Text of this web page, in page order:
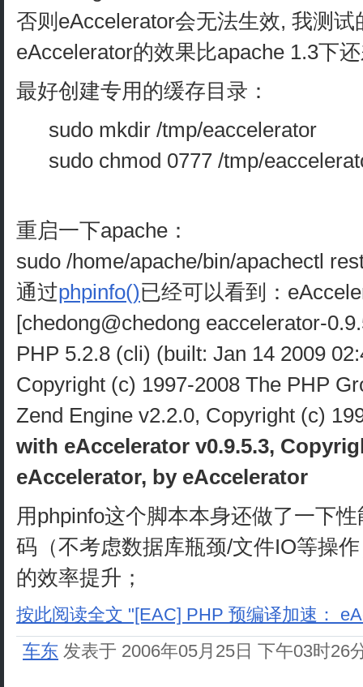
否则eAccelerator会无法生效, 我测
eAccelerator的效果比apache 1.3下
最好创建专用的缓存目录：
sudo mkdir /tmp/eaccelerator
sudo chmod 0777 /tmp/
重启一下apache：
sudo /home/apache/bin/apachectl
通过phpinfo()已经可以看到：
[chedong@chedong eaccelerator-
PHP 5.2.8 (cli) (built: Jan 14 2009
Copyright (c) 1997-2008 The PHP
Zend Engine v2.2.0, Copyright (c)
with eAccelerator v0.9.5.3,
eAccelerator, by eAccelerator
用phpinfo这个脚本本身还做了一下
码（不考虑数据库瓶颈/文件IO等操
的效率提升；
按此阅读全文 "[EAC] PHP 预编译加速：
车东 发表于 2006年05月25日 下午03时26